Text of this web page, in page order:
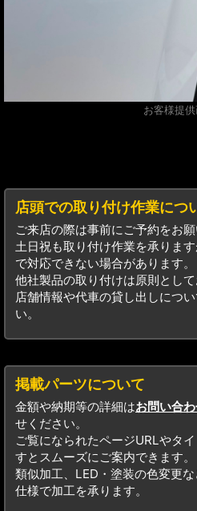
お客様提
店頭での取り付け作業につ
ご来店の際は事前にご予約をお願
土日祝も取り付け作業を承りま
で対応できない場合があります。
他社製品の取り付けは原則として
店舗情報や代車の貸し出しにつ
い。
掲載パーツについて
金額や納期等の詳細はお問い合
せください。
ご覧になられたページURLやタ
すとスムーズにご案内できます。
類似加工、LED・塗装の色変更
仕様で加工を承ります。